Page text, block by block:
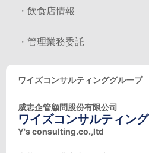
・飲食店情報
・管理業務委託
ワイズコンサルティンググループ
威志企管顧問股份有限公司
ワイズコンサルティング
Y's consulting.co.,ltd